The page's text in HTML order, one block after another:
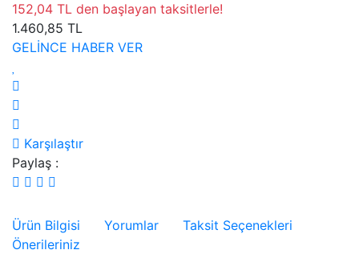
152,04 TL den başlayan taksitlerle!
1.460,85 TL
GELİNCE HABER VER
Karşılaştır
Paylaş :
Ürün Bilgisi Yorumlar
Taksit Seçenekleri
Önerileriniz